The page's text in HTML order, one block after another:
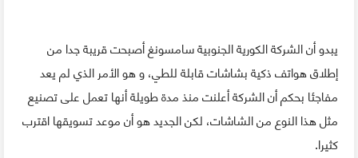
يبدو أن الشركة الكورية الجنوبية سامسونغ أصبحت قريبة جدا من
إطلاق هواتف ذكية بشاشات قابلة للطي، و هو الأمر الذي لم يعد
مفاجئا بحكم أن الشركة أعلنت منذ مدة طويلة أنها تعمل على تصنيع
مثل هذا النوع من الشاشات، لكن الجديد هو أن موعد تسويقها اقترب
كثيرا.